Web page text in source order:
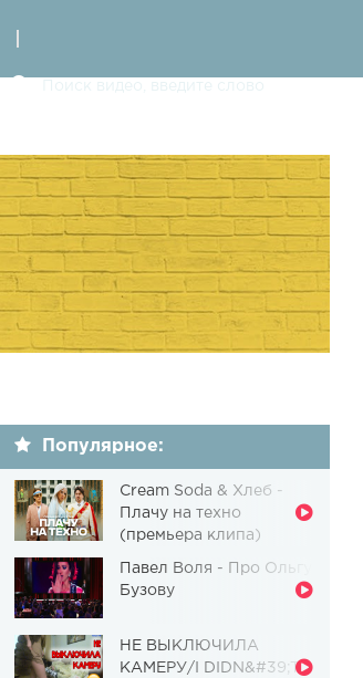
Популярное:
Cream Soda & Хлеб -
Плачу на техно
(премьера клипа)
Павел Воля - Про Ольгу
Бузову
НЕ ВЫКЛЮЧИЛА
КАМЕРУ/I DIDN&#39;T